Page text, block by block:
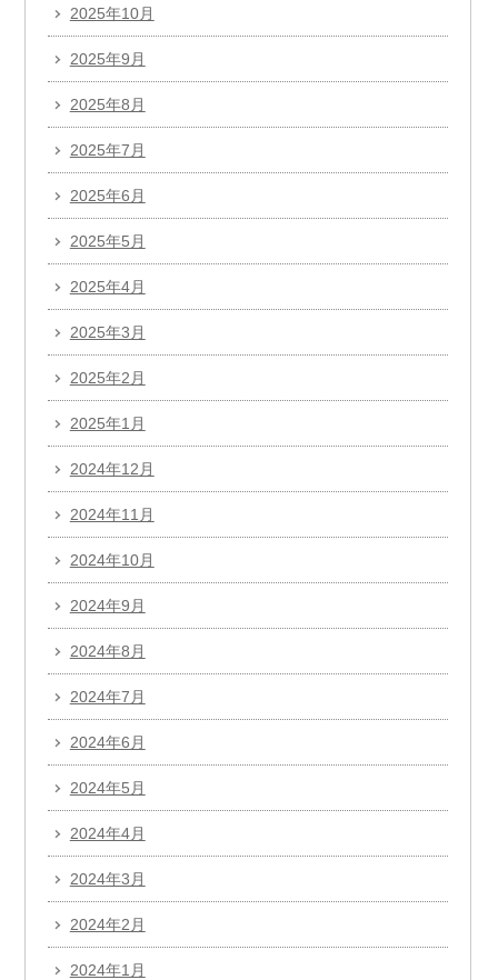
2025年10月
2025年9月
2025年8月
2025年7月
2025年6月
2025年5月
2025年4月
2025年3月
2025年2月
2025年1月
2024年12月
2024年11月
2024年10月
2024年9月
2024年8月
2024年7月
2024年6月
2024年5月
2024年4月
2024年3月
2024年2月
2024年1月